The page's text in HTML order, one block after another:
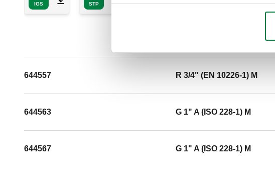
IGS STP BIM
644557 R 3/4" (EN 10226-1) M
644563 G 1" A (ISO 228-1) M
644567 G 1" A (ISO 228-1) M